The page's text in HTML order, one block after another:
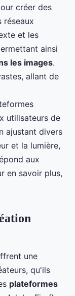
créer des
réseaux
et les
ainsi
les images.
allant de
utilisateurs de
ajustant divers
et la lumière,
aux
en savoir plus,
une
qu'ils
plateformes